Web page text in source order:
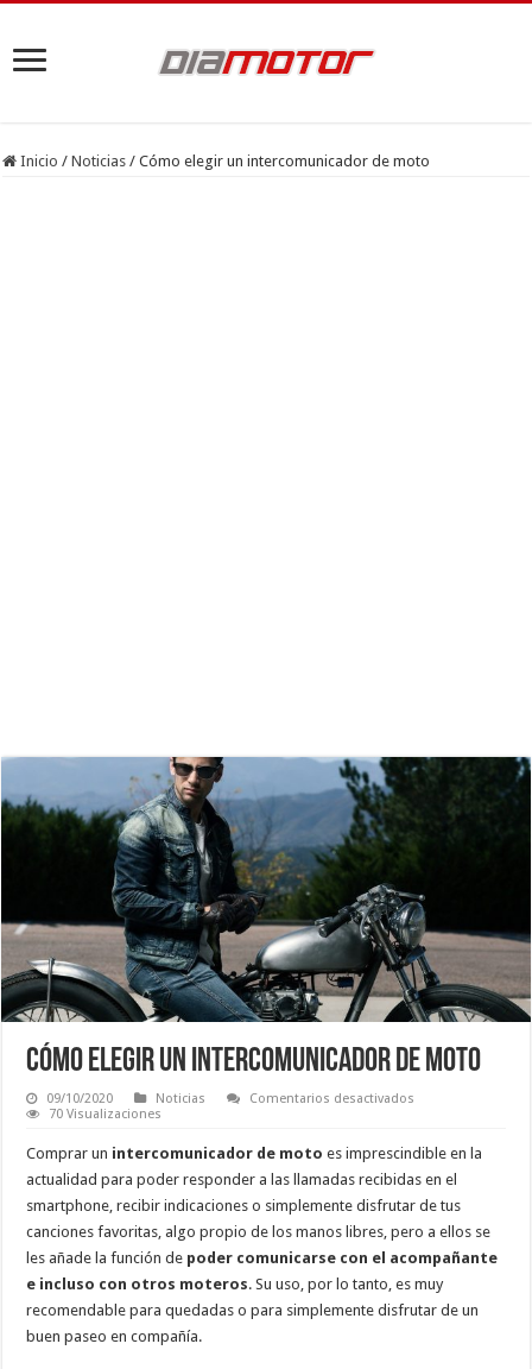
Inicio / Noticias / Cómo elegir un intercomunicador de moto
Cómo elegir un intercomunicador de moto
09/10/2020 Noticias Comentarios desactivados
un
intercomunicador
de
moto
70 Visualizaciones
Comprar un intercomunicador de moto es imprescindible en la
actualidad para poder responder a las llamadas recibidas en el
smartphone, recibir indicaciones o simplemente disfrutar de tus
canciones favoritas, algo propio de los manos libres, pero a ellos se
les añade la función de poder comunicarse con el acompañante
e incluso con otros moteros. Su uso, por lo tanto, es muy
recomendable para quedadas o para simplemente disfrutar de un
buen paseo en compañía.